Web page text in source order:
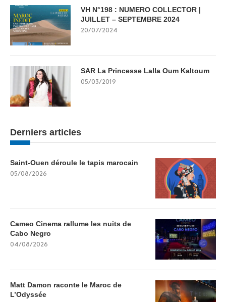
VH N°198 : NUMERO COLLECTOR |
JUILLET – SEPTEMBRE 2024
20/07/2024
SAR La Princesse Lalla Oum Kaltoum
05/03/2019
Derniers articles
Saint-Ouen déroule le tapis marocain
05/08/2026
Cameo Cinema rallume les nuits de
Cabo Negro
04/08/2026
Matt Damon raconte le Maroc de
L’Odyssée